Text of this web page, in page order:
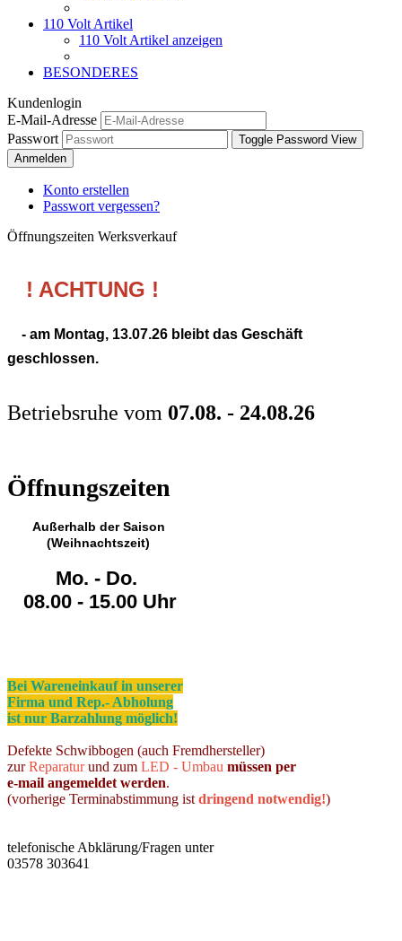
110 Volt Artikel
110 Volt Artikel anzeigen
BESONDERES
Kundenlogin
E-Mail-Adresse
Passwort
Toggle Password View
Anmelden
Konto erstellen
Passwort vergessen?
Öffnungszeiten Werksverkauf
! ACHTUNG !
- am Montag, 13.07.26 bleibt das Geschäft
geschlossen.
Betriebsruhe vom 07.08. - 24.08.26
Öffnungszeiten
Außerhalb der Saison
(Weihnachtszeit)
Mo. - Do.
08.00 - 15.00 Uhr
Bei Wareneinkauf in unserer
Firma und Rep.- Abholung
ist nur Barzahlung möglich!
Defekte Schwibbogen (auch Fremdhersteller)
zurReparaturund zum LED - Umbau müssen per
e-mail angemeldet werden.
(vorherige Terminabstimmung ist dringend notwendig!)
telefonische Abklärung/Fragen unter
03578 303641